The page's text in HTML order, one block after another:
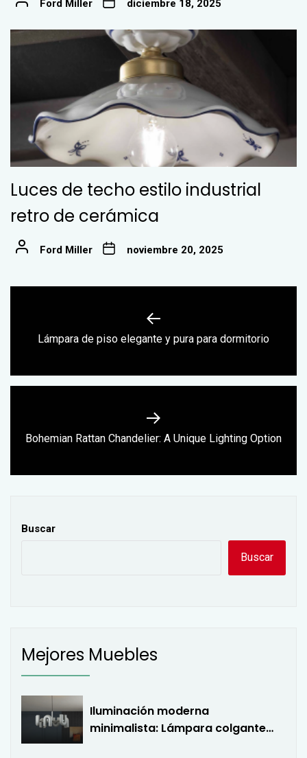
Ford Miller diciembre 18, 2025
Luces de techo estilo industrial
retro de cerámica
Ford Miller noviembre 20, 2025
entradas
Previous
Lámpara de piso elegante y pura para dormitorio
Next
Bohemian Rattan Chandelier: A Unique Lighting Option
Buscar
Buscar
Mejores Muebles
Iluminación moderna
minimalista: Lámpara colgante